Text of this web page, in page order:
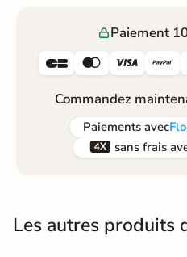
Paiement
   
Commandez
Paiements avec
 sans frais
Les autres produits